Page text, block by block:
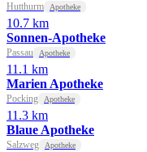
Hutthurm Apotheke
10.7 km
Sonnen-Apotheke
Passau Apotheke
11.1 km
Marien Apotheke
Pocking Apotheke
11.3 km
Blaue Apotheke
Salzweg Apotheke